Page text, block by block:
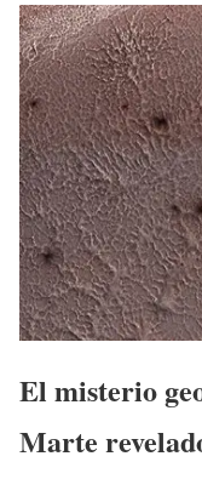
El misterio
Marte